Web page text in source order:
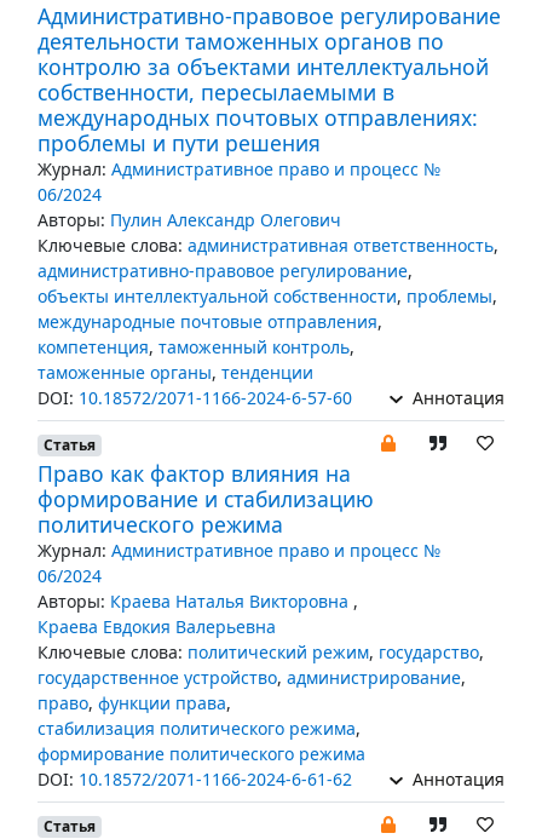
Административно-правовое регулирование
деятельности таможенных органов по
контролю за объектами интеллектуальной
собственности, пересылаемыми в
международных почтовых отправлениях:
проблемы и пути решения
Журнал: Административное право и процесс №
06/2024
Авторы: Пулин Александр Олегович
Ключевые слова: административная ответственность,
административно-правовое регулирование,
объекты интеллектуальной собственности, проблемы,
международные почтовые отправления,
компетенция, таможенный контроль,
таможенные органы, тенденции
DOI: 10.18572/2071-1166-2024-6-57-60 Аннотация
Статья
Право как фактор влияния на
формирование и стабилизацию
политического режима
Журнал: Административное право и процесс №
06/2024
Авторы: Краева Наталья Викторовна ,
Краева Евдокия Валерьевна
Ключевые слова: политический режим, государство,
государственное устройство, администрирование,
право, функции права,
стабилизация политического режима,
формирование политического режима
DOI: 10.18572/2071-1166-2024-6-61-62 Аннотация
Статья